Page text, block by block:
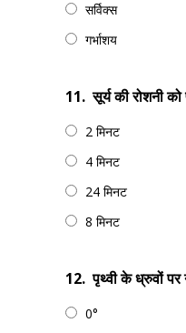
सर्विक्स
गर्भाशय
11. सूर्य की रोशनी
2 मिनट
4 मिनट
24 मिनट
8 मिनट
12. पृथ्वी के ध्रुवों पर
0°